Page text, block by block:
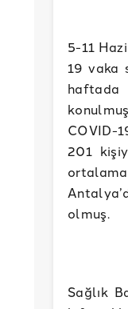
5-11
19 vaka
haftada
COVID-
201
olmuş.
Sağlık